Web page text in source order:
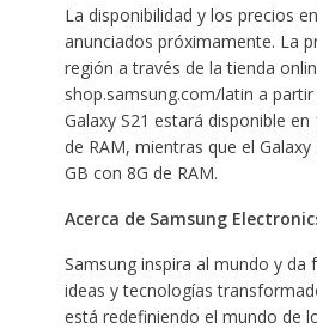
La disponibilidad y los precios
anunciados próximamente. La
región a través de la tienda
shop.samsung.com/latin a
Galaxy S21 estará disponible en
de RAM, mientras que el
GB con 8G de RAM.
Acerca de Samsung
Samsung inspira al mundo y
ideas y tecnologías
está redefiniendo el mundo de